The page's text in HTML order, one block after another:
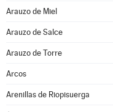
Arauzo de Miel
Arauzo de Salce
Arauzo de Torre
Arcos
Arenillas de Riopisuerga